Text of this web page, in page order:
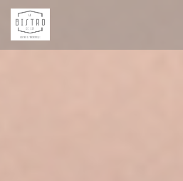
Personnalisation de vos choix en matière